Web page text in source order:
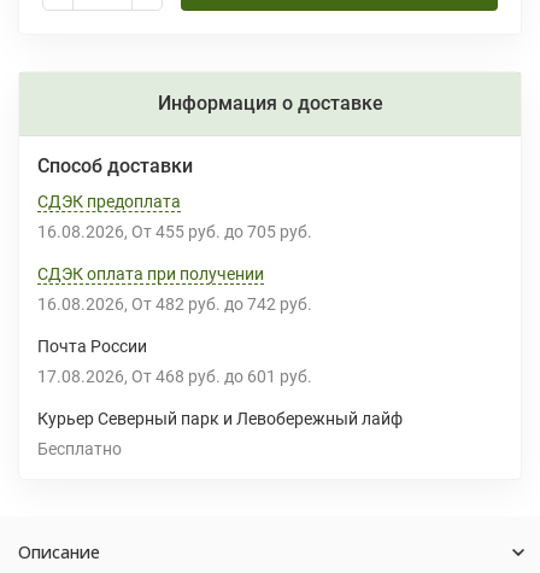
Информация о доставке
Способ доставки
СДЭК предоплата
16.08.2026 От 455 руб. до 705 руб.
СДЭК оплата при получении
16.08.2026 От 482 руб. до 742 руб.
Почта России
17.08.2026 От 468 руб. до 601 руб.
Курьер Северный парк и Левобережный лайф
Бесплатно
Описание